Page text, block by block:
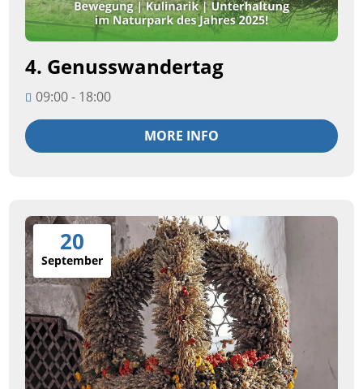
4. Genusswandertag
09:00 - 18:00
MORE INFO
20
September